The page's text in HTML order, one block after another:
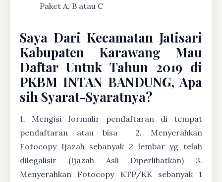
Paket A, B atau C
Saya Dari Kecamatan Jatisari
Kabupaten Karawang Mau
Daftar Untuk Tahun 2019 di
PKBM INTAN BANDUNG, Apa
sih Syarat-Syaratnya?
1. Mengisi formulir pendaftaran di tempat
pendaftaran atau bisa
2. Menyerahkan
Fotocopy Ijazah sebanyak 2 lembar yg telah
dilegalisir (Ijazah Asli Diperlihatkan) 3.
Menyerahkan Fotocopy KTP/KK sebanyak 1